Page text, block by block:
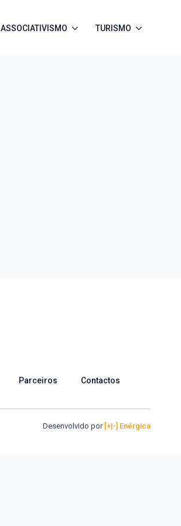
ASSOCIATIVISMO TURISMO
Parceiros Contactos
Desenvolvido por [+|-] Enérgica